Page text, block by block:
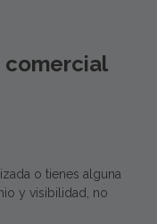
comercial
o tienes alguna
y visibilidad, no